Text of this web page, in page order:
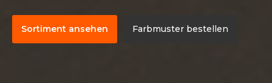
Sortiment ansehen Farbmuster bestellen